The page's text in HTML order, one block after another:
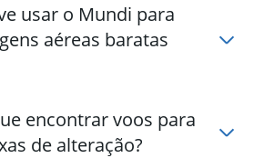
usar o Mundi para
aéreas baratas
encontrar voos para
de alteração?